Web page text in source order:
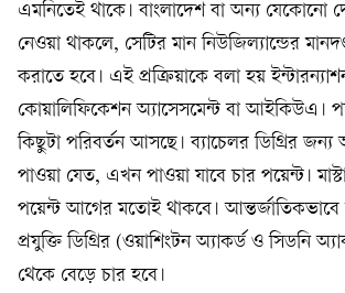
এমনিতেই থাকে। বাংলাদেশ বা অন্য যেকোনো
নেওয়া থাকলে, সেটির মান নিউজিল্যান্ডের
করাতে হবে। এই প্রক্রিয়াকে বলা হয়
কোয়ালিফিকেশন অ্যাসেসমেন্ট বা আইকিউএ।
কিছুটা পরিবর্তন আসছে। ব্যাচেলর ডিগ্রির
পাওয়া যেত, এখন পাওয়া যাবে চার পয়েন্ট।
পয়েন্ট আগের মতোই থাকবে।
প্রযুক্তি ডিগ্রির (ওয়াশিংটন অ্যাকর্ড ও সিডনি
থেকে বেড়ে চার হবে।